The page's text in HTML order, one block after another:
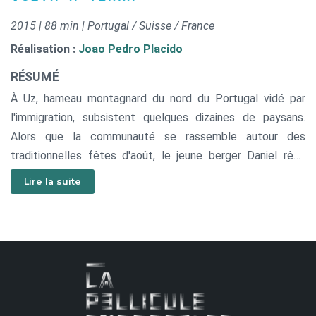
2015 | 88 min | Portugal / Suisse / France
Réalisation : Joao Pedro Placido
RÉSUMÉ
À Uz, hameau montagnard du nord du Portugal vidé par
l'immigration, subsistent quelques dizaines de paysans.
Alors que la communauté se rassemble autour des
traditionnelles fêtes d'août, le jeune berger Daniel rêve
d'amour. Mais l'immuable cycle des 4 saisons et les travaux
des champs reprennent vite le dessus...
Lire la suite